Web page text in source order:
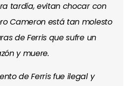
tardía, evitan chocar con
Cameron está tan molesto
de Ferris que sufre un
y muere.
de Ferris fue ilegal y